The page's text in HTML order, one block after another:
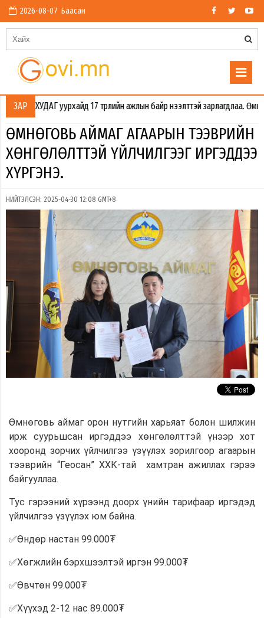
2026-08-07 Баасан
ЗАР
уурхайд 17 төрлийн ажлын байр нээлттэй зарлагдлаа. Өмнөговь
ӨМНӨГОВЬ АЙМАГ АГААРЫН ТЭЭВРИЙН
ХӨНГӨЛӨЛТТЭЙ ҮЙЛЧИЛГЭЭГ ИРГЭДДЭЭ
ХҮРГЭНЭ.
НИЙТЭЛСЭН: 2025-04-30 12:08 GMT+8
Өмнөговь аймаг орон нутгийн харьяат болон шилжин
ирж суурьшсан иргэддээ хөнгөлөлттэй үнээр хот
хооронд зорчих үйлчилгээ үзүүлэх зорилгоор агаарын
тээврийн “Геосан” ХХК-тай хамтран ажиллах гэрээ
байгууллаа.
Тус гэрээний хүрээнд доорх үнийн тарифаар иргэдэд
үйлчилгээ үзүүлэх юм байна.
✅Өндөр настан 99.000₮
✅Хөгжлийн бэрхшээлтэй иргэн 99.000₮
✅Өвчтөн 99.000₮
✅Хүүхэд 2-12 нас 89.000₮